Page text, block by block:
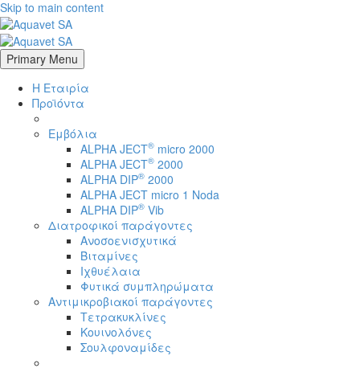
Skip to main content
Primary Menu
Η Εταιρία
Προϊόντα
Εμβόλια
ALPHA JECT® micro 2000
ALPHA JECT® 2000
ALPHA DIP® 2000
ALPHA JECT micro 1 Νoda
ALPHA DIP® Vib
Διατροφικοί παράγοντες
Ανοσοενισχυτικά
Βιταμίνες
Ιχθυέλαια
Φυτικά συμπληρώματα
Αντιμικροβιακοί παράγοντες
Τετρακυκλίνες
Κουινολόνες
Σουλφοναμίδες